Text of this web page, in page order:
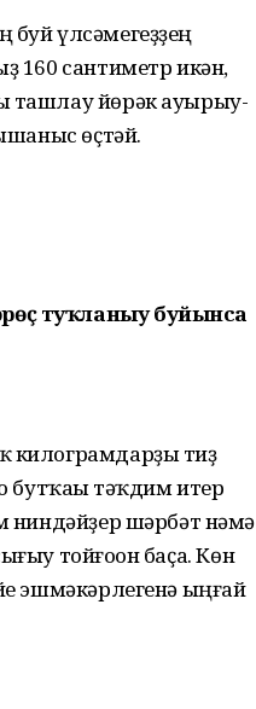
буй үлсәме­геҙҙең
160 сантиметр икән,
ташлау йөрәк ауырыу­
өҫтәй.
туҡланыу буйынса
килограмдарҙы тиҙ
бутҡаһы тәҡдим итер
ниндәйҙер шәрбәт нәмә
тойғоһон баҫа. Көн
эшмәкәрлегенә ыңғай